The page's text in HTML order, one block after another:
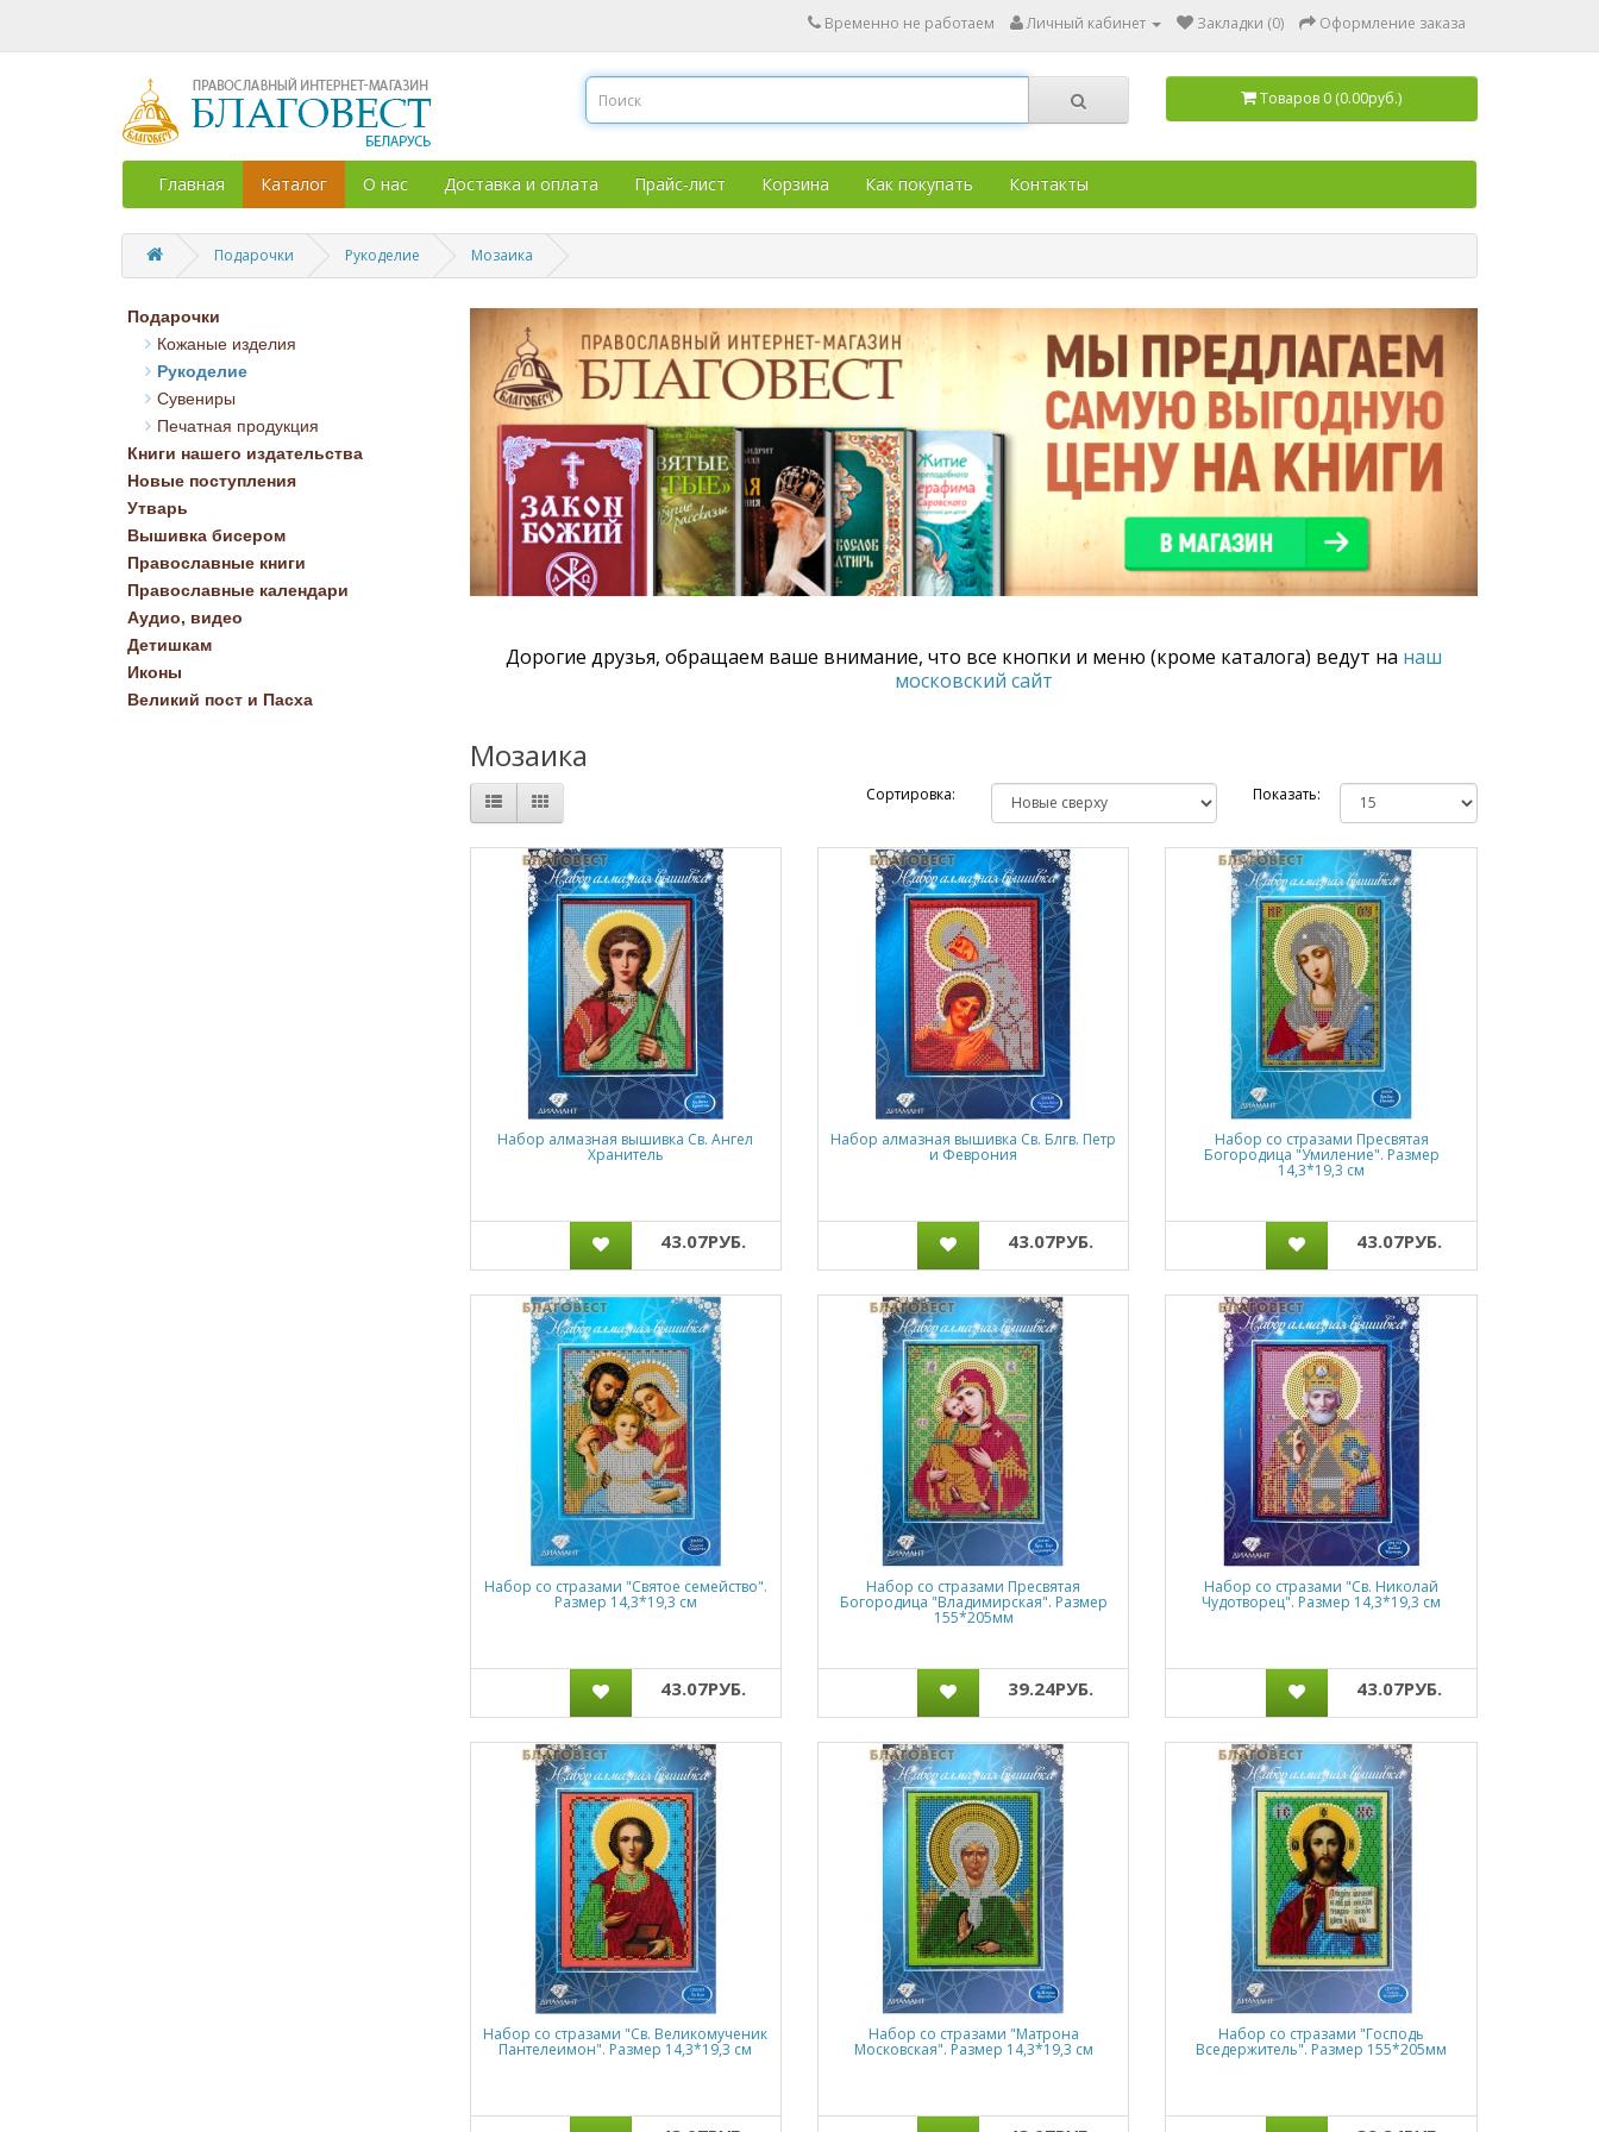
Временно не работаем Личный кабинет Закладки (0) Оформление заказа
Товаров 0 (0.00руб.)
Главная Каталог О нас Доставка и оплата Прайс-лист Корзина Как покупать Контакты
Подарочки Рукоделие Мозаика
Подарочки
Кожаные изделия
Рукоделие
Сувениры
Печатная продукция
Книги нашего издательства
Новые поступления
Утварь
Вышивка бисером
Православные книги
Православные календари
Аудио, видео
Детишкам
Иконы
Великий пост и Пасха
Дорогие друзья, обращаем ваше внимание, что все кнопки и меню (кроме каталога) ведут на наш
московский сайт
Мозаика
Сортировка: Показать:
Набор алмазная вышивка Св. Ангел
Хранитель
43.07РУБ.
Набор алмазная вышивка Св. Блгв. Петр
и Феврония
43.07РУБ.
Набор со стразами Пресвятая
Богородица "Умиление". Размер
14,3*19,3 см
43.07РУБ.
Набор со стразами "Святое семейство".
Размер 14,3*19,3 см
43.07РУБ.
Набор со стразами Пресвятая
Богородица "Владимирская". Размер
155*205мм
39.24РУБ.
Набор со стразами "Св. Николай
Чудотворец". Размер 14,3*19,3 см
43.07РУБ.
Набор со стразами "Св. Великомученик
Пантелеимон". Размер 14,3*19,3 см
Набор со стразами "Матрона
Московская". Размер 14,3*19,3 см
Набор со стразами "Господь
Вседержитель". Размер 155*205мм